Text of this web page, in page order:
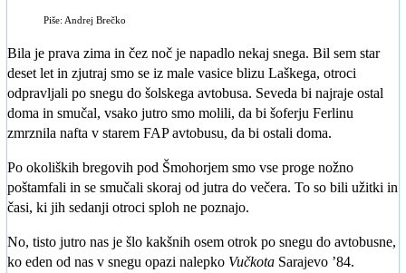
Piše: Andrej Brečko
Bila je prava zima in čez noč je napadlo nekaj snega. Bil sem star
deset let in zjutraj smo se iz male vasice blizu Laškega, otroci
odpravljali po snegu do šolskega avtobusa. Seveda bi najraje ostal
doma in smučal, vsako jutro smo molili, da bi šoferju Ferlinu
zmrznila nafta v starem FAP avtobusu, da bi ostali doma.
Po okoliških bregovih pod Šmohorjem smo vse proge nožno
poštamfali in se smučali skoraj od jutra do večera. To so bili užitki in
časi, ki jih sedanji otroci sploh ne poznajo.
No, tisto jutro nas je šlo kakšnih osem otrok po snegu do avtobusne,
ko eden od nas v snegu opazi nalepko Vučkota Sarajevo ’84.